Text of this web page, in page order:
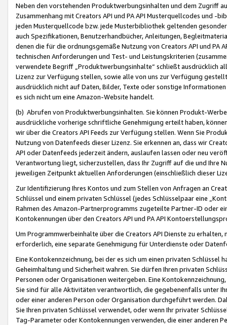
Neben den vorstehenden Produktwerbungsinhalten und dem Zugriff
Zusammenhang mit Creators API und PA API Musterquellcodes und
jeden Musterquellcode bzw. jede Musterbibliothek geltenden
auch Spezifikationen, Benutzerhandbücher, Anleitungen,
denen die für die ordnungsgemäße Nutzung von Creators API und PA
technischen Anforderungen und Test- und Leistungskriterien
verwendete Begriff „Produktwerbungsinhalte“ schließt ausdrücklich
Lizenz zur Verfügung stellen, sowie alle von uns zur Verfügung
ausdrücklich nicht auf Daten, Bilder, Texte oder sonstige
es sich nicht um eine Amazon-Website handelt.
(b) Abrufen von Produktwerbungsinhalten. Sie können Produkt-
ausdrückliche vorherige schriftliche Genehmigung erteilt haben,
wir über die Creators API Feeds zur Verfügung stellen. Wenn Sie
Nutzung von Datenfeeds dieser Lizenz. Sie erkennen an, dass wir
API oder Datenfeeds jederzeit ändern, auslaufen lassen oder neu
Verantwortung liegt, sicherzustellen, dass Ihr Zugriff auf die und Ihre
jeweiligen Zeitpunkt aktuellen Anforderungen (einschließlich dieser
Zur Identifizierung Ihres Kontos und zum Stellen von Anfragen an
Schlüssel und einem privaten Schlüssel (jedes Schlüsselpaar eine
Rahmen des Amazon-Partnerprogramms zugeteilte Partner-ID oder
Kontokennungen über den Creators API und PA API
Um Programmwerbeinhalte über die Creators API Dienste zu
erforderlich, eine separate Genehmigung für Unterdienste oder
Eine Kontokennzeichnung, bei der es sich um einen privaten
Geheimhaltung und Sicherheit wahren. Sie dürfen Ihren privaten
Personen oder Organisationen weitergeben. Eine
Sie sind für alle Aktivitäten verantwortlich, die gegebenenfalls unter
oder einer anderen Person oder Organisation durchgeführt werden.
Sie Ihren privaten Schlüssel verwendet, oder wenn Ihr privater
Tag-Parameter oder Kontokennungen verwenden, die einer anderen